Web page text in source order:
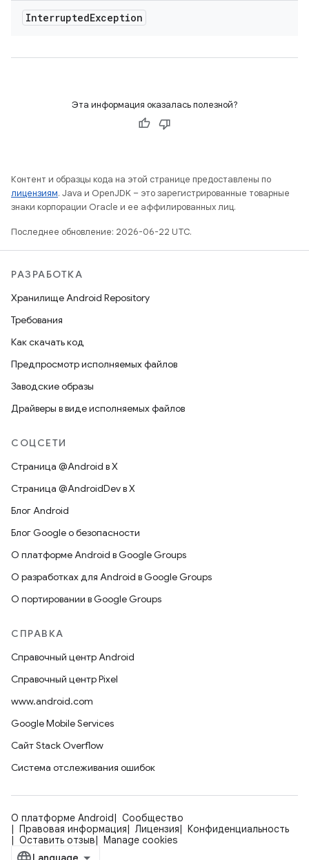
InterruptedException
Эта информация оказалась полезной?
Контент и образцы кода на этой странице предоставлены по
лицензиям. Java и OpenJDK – это зарегистрированные товарные
знаки корпорации Oracle и ее аффилированных лиц.
Последнее обновление: 2026-06-22 UTC.
РАЗРАБОТКА
Хранилище Android Repository
Требования
Как скачать код
Предпросмотр исполняемых файлов
Заводские образы
Драйверы в виде исполняемых файлов
СОЦСЕТИ
Страница @Android в X
Страница @AndroidDev в X
Блог Android
Блог Google о безопасности
О платформе Android в Google Groups
О разработках для Android в Google Groups
О портировании в Google Groups
СПРАВКА
Справочный центр Android
Справочный центр Pixel
www.android.com
Google Mobile Services
Сайт Stack Overflow
Система отслеживания ошибок
О платформе Android
Сообщество
Правовая информация
Лицензия
Конфиденциальность
Оставить отзыв
Manage cookies